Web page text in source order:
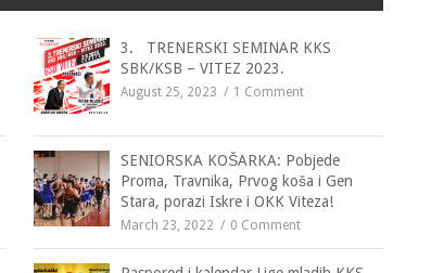
3. TRENERSKI SEMINAR KKS
SBK/KSB – VITEZ 2023.
August 25, 2023 1 Comment
SENIORSKA KOŠARKA: Pobjede
Proma, Travnika, Prvog koša i Gen
Stara, porazi Iskre i OKK Viteza!
March 23, 2022 0 Comment